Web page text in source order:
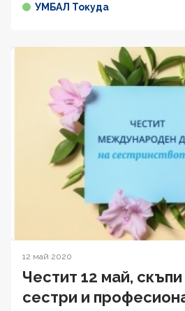
УМБАЛ Токуда
12 май 2020
Честит 12 май,
сестри и